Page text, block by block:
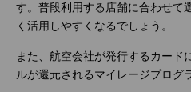
す。普段利用する店舗に合わせて
く活用しやすくなるでしょう。
また、航空会社が発行するカード
ルが還元されるマイレージプログ